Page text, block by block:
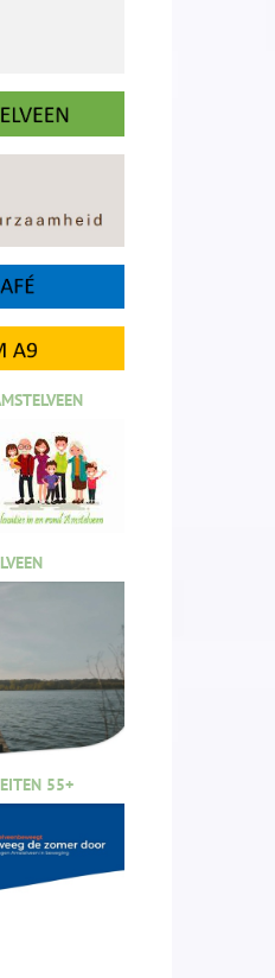
55+